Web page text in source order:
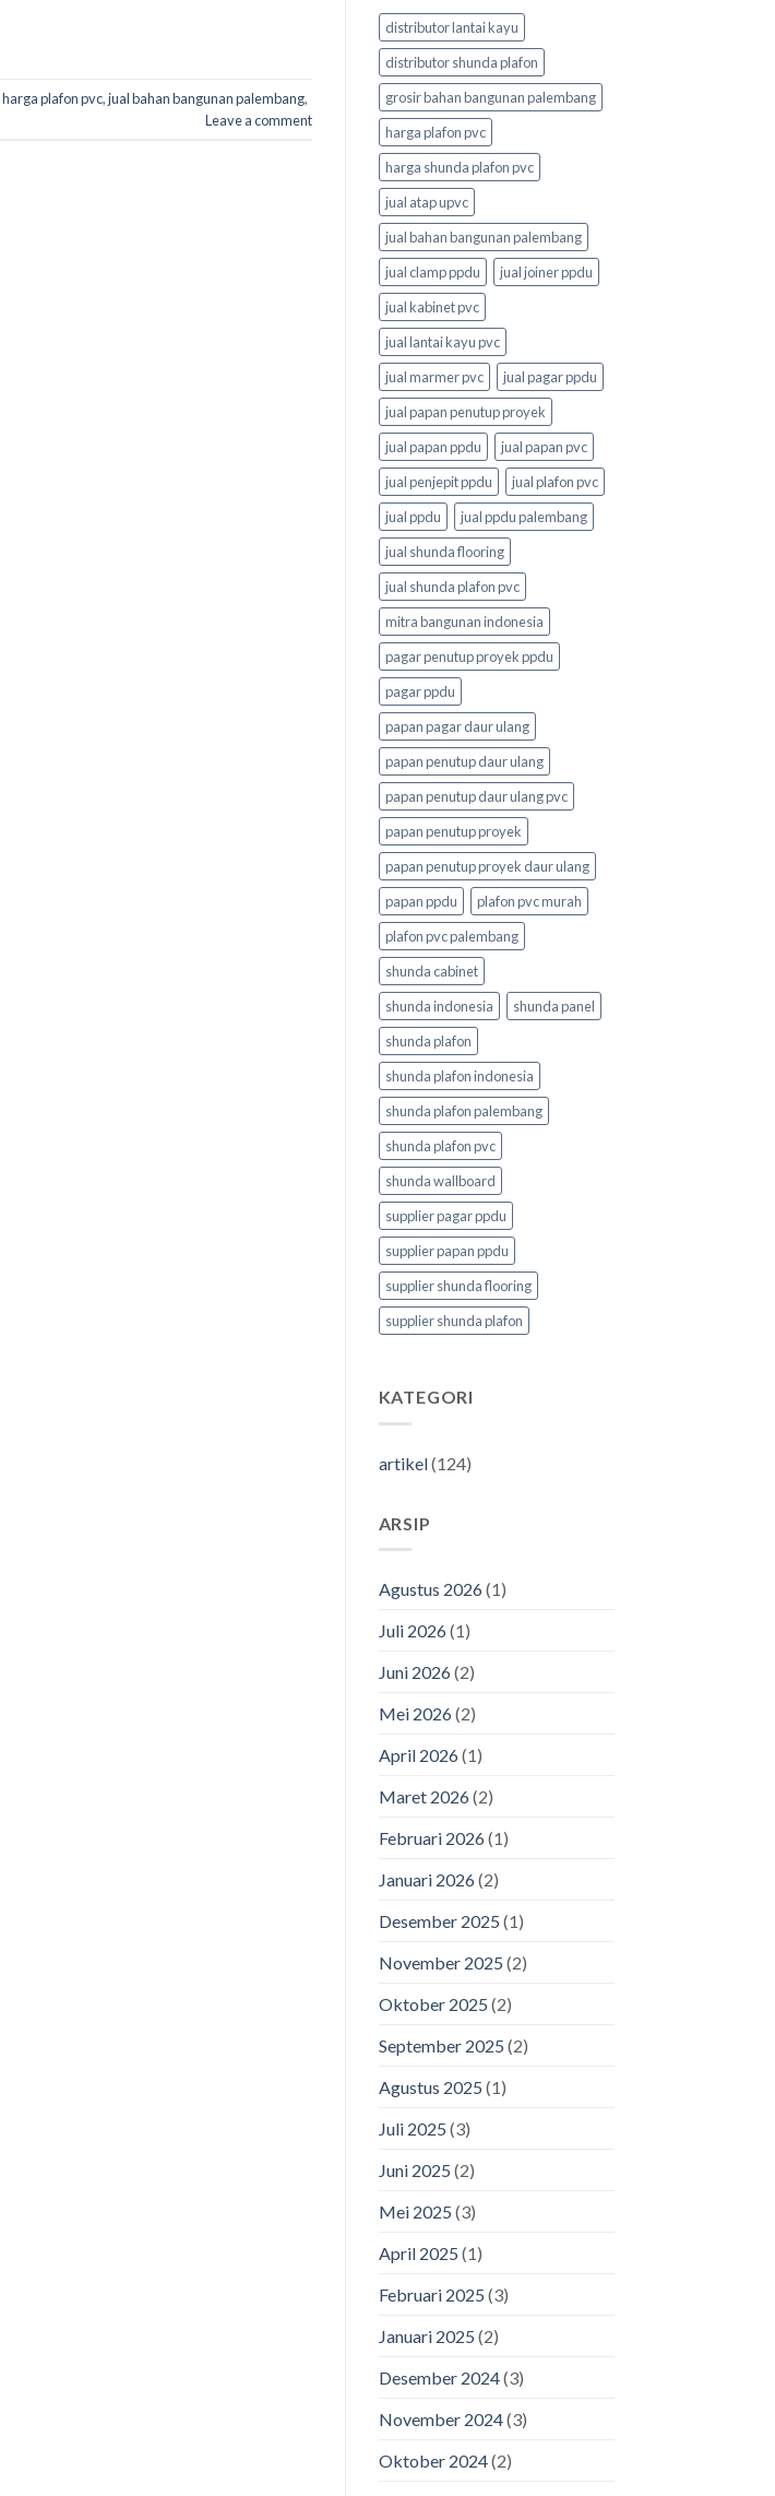
harga plafon pvc,jual bahan bangunan palembang,
Leave a comment
distributor lantai kayu
distributor shunda plafon
grosir bahan bangunan palembang
harga plafon pvc
harga shunda plafon pvc
jual atap upvc
jual bahan bangunan palembang
jual clamp ppdu
jual joiner ppdu
jual kabinet pvc
jual lantai kayu pvc
jual marmer pvc
jual pagar ppdu
jual papan penutup proyek
jual papan ppdu
jual papan pvc
jual penjepit ppdu
jual plafon pvc
jual ppdu
jual ppdu palembang
jual shunda flooring
jual shunda plafon pvc
mitra bangunan indonesia
pagar penutup proyek ppdu
pagar ppdu
papan pagar daur ulang
papan penutup daur ulang
papan penutup daur ulang pvc
papan penutup proyek
papan penutup proyek daur ulang
papan ppdu
plafon pvc murah
plafon pvc palembang
shunda cabinet
shunda indonesia
shunda panel
shunda plafon
shunda plafon indonesia
shunda plafon palembang
shunda plafon pvc
shunda wallboard
supplier pagar ppdu
supplier papan ppdu
supplier shunda flooring
supplier shunda plafon
KATEGORI
artikel(124)
ARSIP
Agustus 2026(1)
Juli 2026(1)
Juni 2026(2)
Mei 2026(2)
April 2026(1)
Maret 2026(2)
Februari 2026(1)
Januari 2026(2)
Desember 2025 (1)
November 2025 (2)
Oktober 2025 (2)
September 2025 (2)
Agustus 2025 (1)
Juli 2025 (3)
Juni 2025 (2)
Mei 2025 (3)
April 2025 (1)
Februari 2025 (3)
Januari 2025 (2)
Desember 2024(3)
November 2024(3)
Oktober 2024(2)